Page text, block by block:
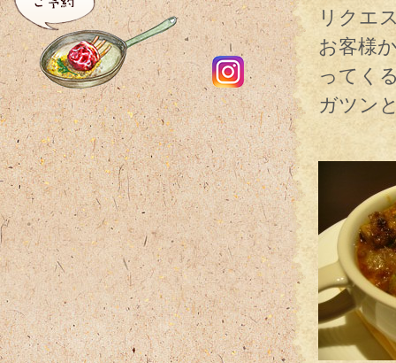
リクエ
お客様
ってく
ガツン
そん